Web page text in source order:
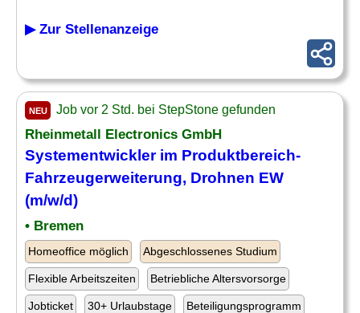
▶ Zur Stellenanzeige
NEU Job vor 2 Std. bei StepStone gefunden
Rheinmetall Electronics GmbH
Systementwickler im Produktbereich-
Fahrzeugerweiterung, Drohnen EW
(m/w/d)
• Bremen
Homeoffice möglich Abgeschlossenes Studium
Flexible Arbeitszeiten Betriebliche Altersvorsorge
Jobticket 30+ Urlaubstage Beteiligungsprogramm